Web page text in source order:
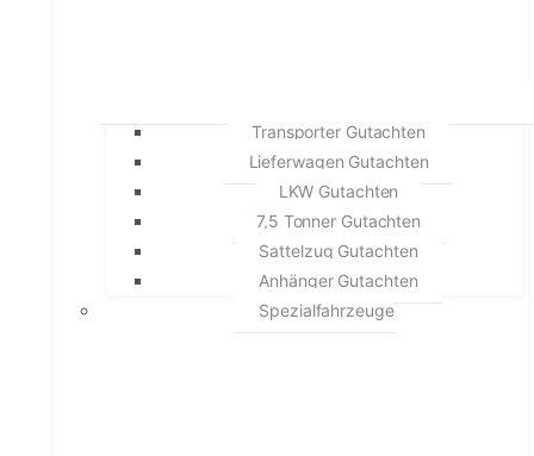
Transporter Gutachten
Lieferwagen Gutachten
LKW Gutachten
7,5 Tonner Gutachten
Sattelzug Gutachten
Anhänger Gutachten
Spezialfahrzeuge